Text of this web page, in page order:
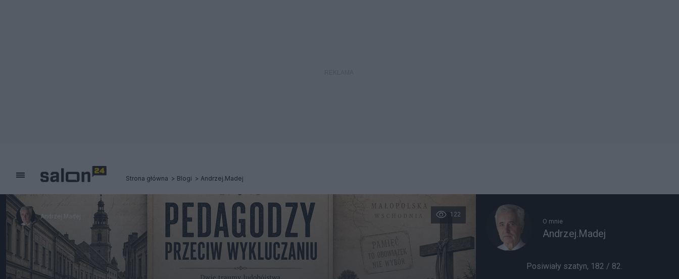
Strona główna Blogi Andrzej.Madej
Andrzej.Madej 122
O mnie
Andrzej.Madej
Posiwiały szatyn, 182 / 82.